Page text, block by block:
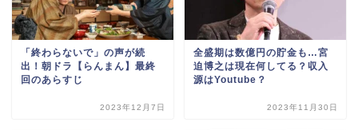
「終わらないで」の声が続
出！朝ドラ【らんまん】最終
回のあらすじ
2023年12月7日
全盛期は数億円の貯金も…宮
迫博之は現在何してる？収入
源はYoutube？
2023年11月30日